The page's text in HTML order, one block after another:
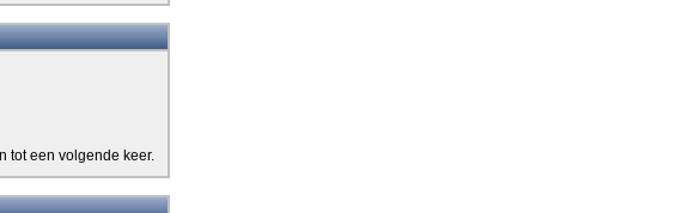
tot een volgende keer.